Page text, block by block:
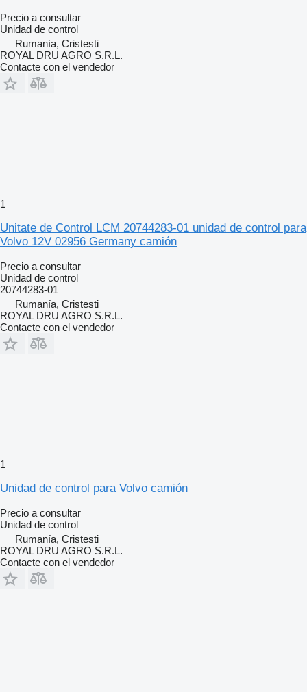
Precio a consultar
Unidad de control
Rumanía, Cristesti
ROYAL DRU AGRO S.R.L.
Contacte con el vendedor
1
Unitate de Control LCM 20744283-01 unidad de control para
Volvo 12V 02956 Germany camión
Precio a consultar
Unidad de control
20744283-01
Rumanía, Cristesti
ROYAL DRU AGRO S.R.L.
Contacte con el vendedor
1
Unidad de control para Volvo camión
Precio a consultar
Unidad de control
Rumanía, Cristesti
ROYAL DRU AGRO S.R.L.
Contacte con el vendedor